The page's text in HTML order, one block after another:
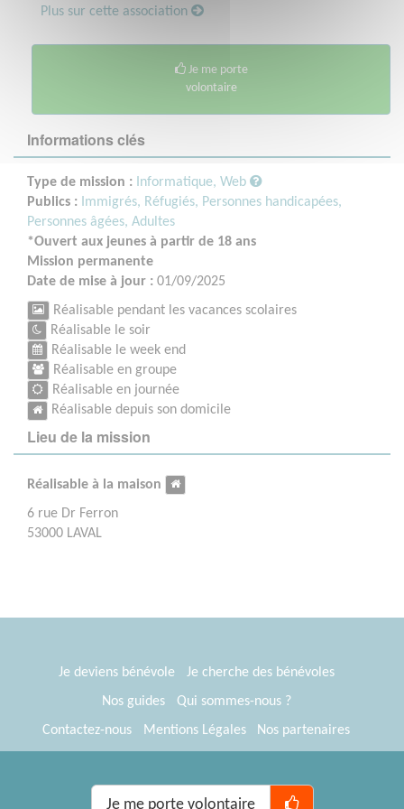
Plus sur cette association
Je me porte
volontaire
Informations clés
Type de mission : Informatique, Web
Publics : Immigrés, Réfugiés, Personnes handicapées,
Personnes âgées, Adultes
*Ouvert aux jeunes à partir de 18 ans
Mission permanente
Date de mise à jour : 01/09/2025
Réalisable pendant les vacances scolaires
Réalisable le soir
Réalisable le week end
Réalisable en groupe
Réalisable en journée
Réalisable depuis son domicile
Lieu de la mission
Réalisable à la maison
6 rue Dr Ferron
53000 LAVAL
Je me porte volontaire
Je deviens bénévole
Je cherche des bénévoles
Nos guides
Qui sommes-nous ?
Contactez-nous
Mentions Légales
Nos partenaires
® Tous Bénévoles 2012-2026
Webkast